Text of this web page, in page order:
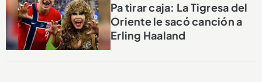
Pa tirar caja: La Tigresa del
Oriente le sacó canción a
Erling Haaland